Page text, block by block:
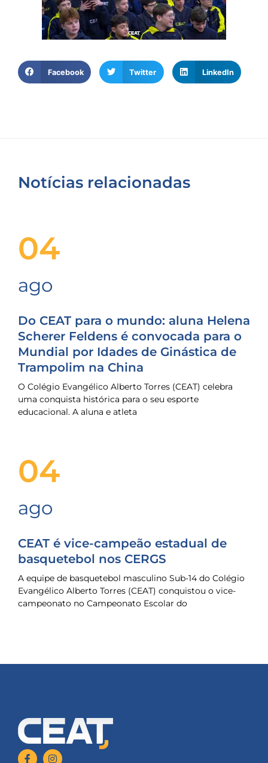
Facebook Twitter LinkedIn
Notícias relacionadas
04
ago
Do CEAT para o mundo: aluna Helena
Scherer Feldens é convocada para o
Mundial por Idades de Ginástica de
Trampolim na China
O Colégio Evangélico Alberto Torres (CEAT) celebra
uma conquista histórica para o seu esporte
educacional. A aluna e atleta
04
ago
CEAT é vice-campeão estadual de
basquetebol nos CERGS
A equipe de basquetebol masculino Sub-14 do Colégio
Evangélico Alberto Torres (CEAT) conquistou o vice-
campeonato no Campeonato Escolar do